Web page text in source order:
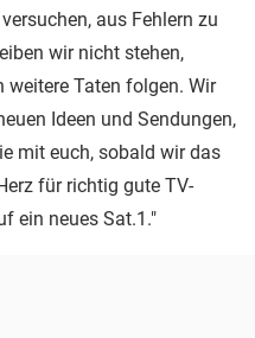
aus Fehlern zu
wir nicht stehen,
weitere Taten folgen. Wir
Ideen und Sendungen,
mit euch, sobald wir das
für richtig gute TV-
ein neues Sat.1."